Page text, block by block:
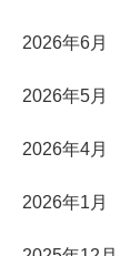
2026年6月
2026年5月
2026年4月
2026年1月